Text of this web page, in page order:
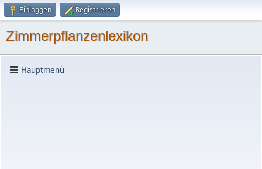
Einloggen Registrieren
Zimmerpflanzenlexikon
Hauptmenü